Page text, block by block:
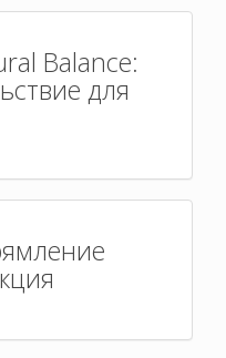
Balance:
для